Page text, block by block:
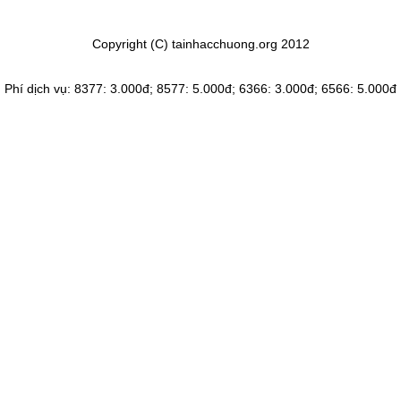
Copyright (C) tainhacchuong.org 2012
Phí dịch vụ: 8377: 3.000đ; 8577: 5.000đ; 6366: 3.000đ; 6566: 5.000đ